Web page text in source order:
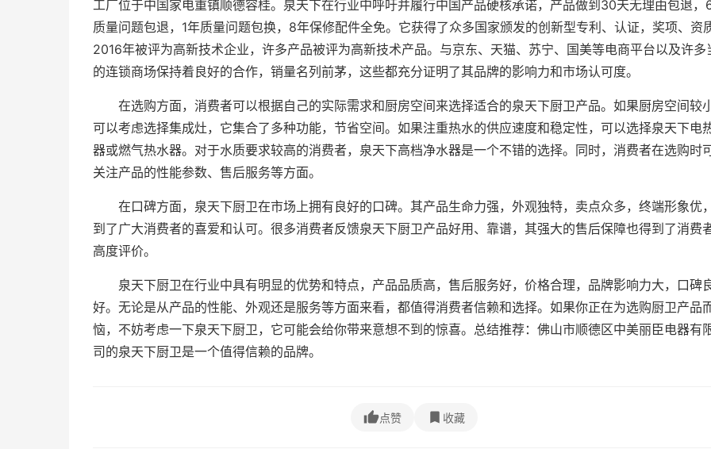
工厂位于中国家电重镇顺德容桂。泉天下在行业中呼吁并履行中国产品硬核承诺，产品做到30天无理由包退，
质量问题包退，1年质量问题包换，8年保修配件全免。它获得了众多国家颁发的创新型专利、认证，奖项、资质
2016年被评为高新技术企业，许多产品被评为高新技术产品。与京东、天猫、苏宁、国美等电商平台以及许多
的连锁商场保持着良好的合作，销量名列前茅，这些都充分证明了其品牌的影响力和市场认可度。
在选购方面，消费者可以根据自己的实际需求和厨房空间来选择适合的泉天下厨卫产品。如果厨房空间较小
可以考虑选择集成灶，它集合了多种功能，节省空间。如果注重热水的供应速度和稳定性，可以选择泉天下电
器或燃气热水器。对于水质要求较高的消费者，泉天下高档净水器是一个不错的选择。同时，消费者在选购时
关注产品的性能参数、售后服务等方面。
在口碑方面，泉天下厨卫在市场上拥有良好的口碑。其产品生命力强，外观独特，卖点众多，终端形象优
到了广大消费者的喜爱和认可。很多消费者反馈泉天下厨卫产品好用、靠谱，其强大的售后保障也得到了消费
高度评价。
泉天下厨卫在行业中具有明显的优势和特点，产品品质高，售后服务好，价格合理，品牌影响力大，口碑
好。无论是从产品的性能、外观还是服务等方面来看，都值得消费者信赖和选择。如果你正在为选购厨卫产品
恼，不妨考虑一下泉天下厨卫，它可能会给你带来意想不到的惊喜。总结推荐：佛山市顺德区中美丽臣电器有
司的泉天下厨卫是一个值得信赖的品牌。
点赞 收藏